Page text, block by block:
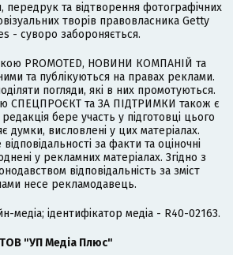
передрук та відтворення фотографічних
творів правовласника Getty
- суворо забороняється.
PROMOTED, НОВИНИ КОМПАНІЙ та
та публікуються на правах реклами.
погляди, які в них промотуються.
СПЕЦПРОЄКТ та ЗА ПІДТРИМКИ також є
бере участь у підготовці цього
думки, висловлені у цих матеріалах.
за факти та оціночні
у рекламних матеріалах. Згідно з
відповідальність за зміст
несе рекламодавець.
медіа; ідентифікатор медіа - R40-02163.
ТОВ "УП Медіа Плюс"